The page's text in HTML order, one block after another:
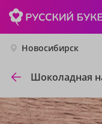
Новосибирск
Шоколадная